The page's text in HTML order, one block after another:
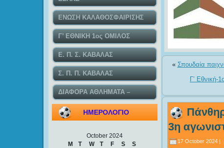
ΕΝΩΣΗ ΚΑΛΑΘΟΣΦΑΙΡΙΣΗΣ
ΚΑΒΑΛΑΣ
Γ’ ΕΘΝΙΚΗ 1ος ΟΜΙΛΟΣ
Ε. Π. Σ. ΚΑΒΑΛΑΣ
Σ. Π. Π. ΚΑΒΑΛΑΣ
ΔΙΑΦΟΡΑ ΑΘΛΗΜΑΤΑ –
ΤΟΠΙΚΕΣ ΕΙΔΗΣΕΙΣ
ΗΜΕΡΟΛΟΓΙΟ
October 2024
M
T W T F S
S
« Σπουδαία
Γ’ Εθνική-
3η
17 October 2024 |